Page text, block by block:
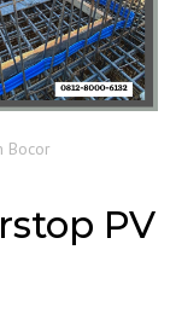
Bocor
PV